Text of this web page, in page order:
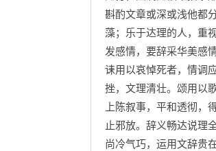
斟酌文章或深或浅他都
藻；乐于达理的人，重
发感情，要辞采华美感
诔用以哀悼死者，情调
挫，文理清壮。颂用以
上陈叙事，平和透彻，
止邪放。辞义畅达说
尚冷气巧，运用文辞贵